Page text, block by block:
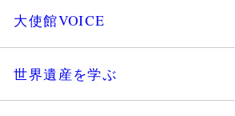
組織図・役員
法人会員・協賛団体／公認団体
大使館VOICE
世界遺産を学ぶ